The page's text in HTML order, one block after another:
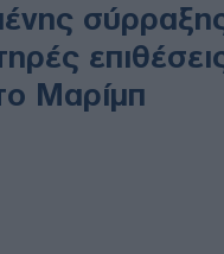
Μαρίμπ